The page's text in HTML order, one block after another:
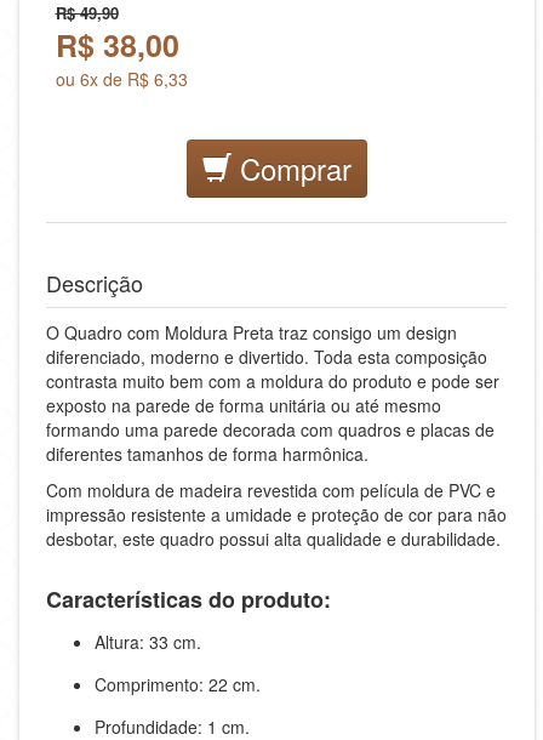
R$ 49,90
R$ 38,00
ou 6x de R$ 6,33
Comprar
Descrição
O Quadro com Moldura Preta traz consigo um design
diferenciado, moderno e divertido. Toda esta composição
contrasta muito bem com a moldura do produto e pode ser
exposto na parede de forma unitária ou até mesmo
formando uma parede decorada com quadros e placas de
diferentes tamanhos de forma harmônica.
Com moldura de madeira revestida com película de PVC e
impressão resistente a umidade e proteção de cor para não
desbotar, este quadro possui alta qualidade e durabilidade.
Características do produto:
Altura: 33 cm.
Comprimento: 22 cm.
Profundidade: 1 cm.